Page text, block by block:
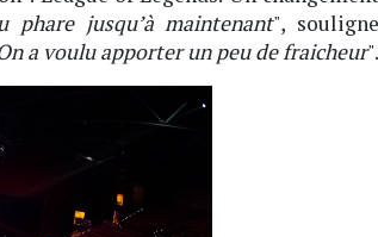
phare jusqu’à maintenant", souligne
a voulu apporter un peu de fraicheur".